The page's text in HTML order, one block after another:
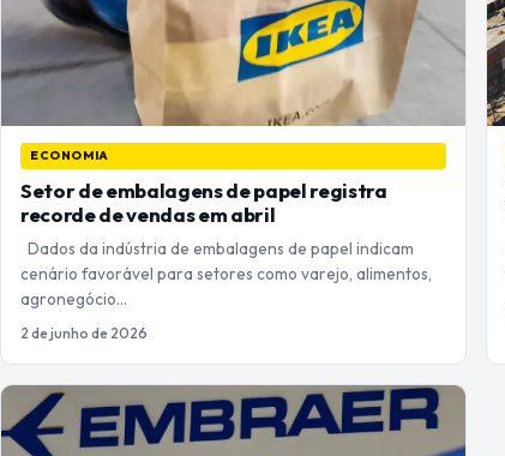
ECONOMIA
Setor de embalagens de papel registra
recorde de vendas em abril
Dados da indústria de embalagens de papel indicam
cenário favorável para setores como varejo, alimentos,
agronegócio…
2 de junho de 2026